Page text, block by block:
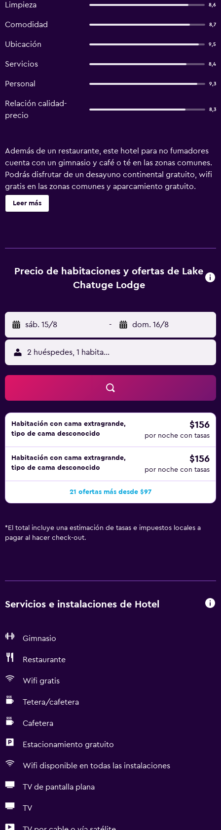
Limpieza 8,6
Comodidad 8,7
Ubicación 9,5
Servicios 8,4
Personal 9,3
Relación calidad-
precio
8,3
Además de un restaurante, este hotel para no fumadores
cuenta con un gimnasio y café o té en las zonas comunes.
Podrás disfrutar de un desayuno continental gratuito, wifi
gratis en las zonas comunes y aparcamiento gratuito.
Otras instalaciones incluyen una zona para conferencias,
lavandería y servicio de recepción 24 horas. Se ofrece un
canales por satélite. Los baños están equipados con
artículos de higiene personal gratuitos y secador de pelo.
personas de negocios incluyen teléfono con llamadas
locales gratuitas (pueden existir restricciones). Es posible
solicitar cambio de toallas y cambio de sábanas. Se ofrece
servicio de limpieza a petición. Los servicios de ocio y
esparcimiento en este hotel incluyen gimnasio. Se pueden
practicar las actividades de ocio y esparcimiento que se
indican más abajo en las instalaciones o cerca del
alojamiento (es posible que se aplique un recargo).
Leer más
Precio de habitaciones y ofertas de Lake
Chatuge Lodge
sáb. 15/8 - dom. 16/8
2 huéspedes, 1 habitación
Habitación con cama extragrande,
tipo de cama desconocido
$156
por noche con tasas
Habitación con cama extragrande,
tipo de cama desconocido
$156
por noche con tasas
21 ofertas más desde $97
* El total incluye una estimación de tasas e impuestos locales a
pagar al hacer check-out.
Servicios e instalaciones de Hotel
Gimnasio
Restaurante
Wifi gratis
Tetera/cafetera
Cafetera
Estacionamiento gratuito
Wifi disponible en todas las instalaciones
TV de pantalla plana
TV